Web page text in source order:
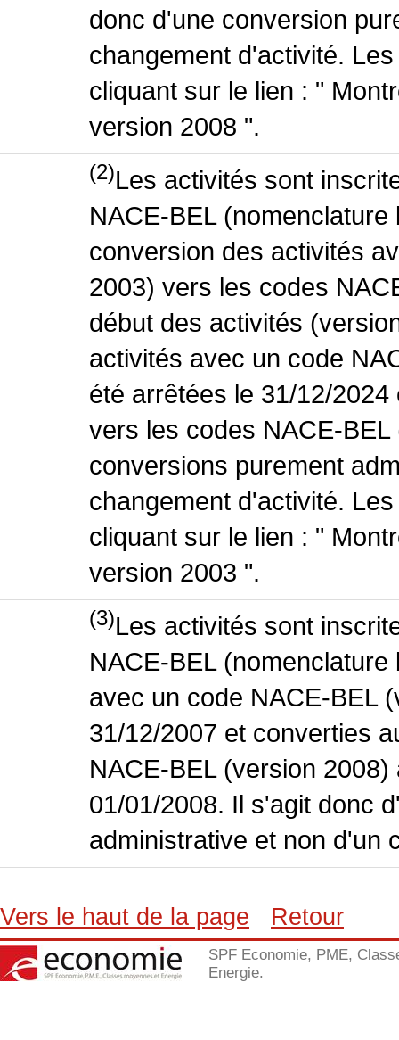
donc d'une conversion
changement d'activité.
cliquant sur le lien : "
version 2008 ".
(2)Les activités sont
NACE-BEL
conversion des activités
2003) vers les codes
début des activités
activités avec un code
été arrêtées le 31/12/
vers les codes NACE-
conversions purement
changement d'activité.
cliquant sur le lien : "
version 2003 ".
(3)Les activités sont
NACE-BEL
avec un code NACE-BEL
31/12/2007 et converties
NACE-BEL (version
01/01/2008. Il s'agit donc
administrative et non d'un
Vers le haut de la page Retour
SPF Economie, PME,
Energie.